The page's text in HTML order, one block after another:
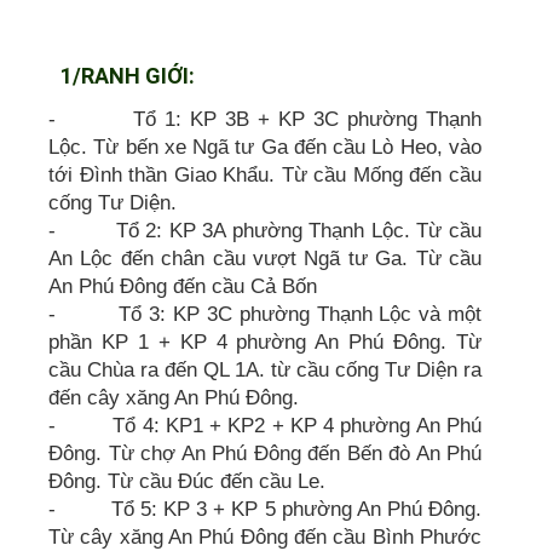
1/RANH GIỚI:
- Tổ 1: KP 3B + KP 3C phường Thạnh
Lộc. Từ bến xe Ngã tư Ga đến cầu Lò Heo, vào
tới Đình thần Giao Khẩu. Từ cầu Mống đến cầu
cống Tư Diện.
- Tổ 2: KP 3A phường Thạnh Lộc. Từ cầu
An Lộc đến chân cầu vượt Ngã tư Ga. Từ cầu
An Phú Đông đến cầu Cả Bốn
- Tổ 3: KP 3C phường Thạnh Lộc và một
phần KP 1 + KP 4 phường An Phú Đông. Từ
cầu Chùa ra đến QL 1A. từ cầu cống Tư Diện ra
đến cây xăng An Phú Đông.
- Tổ 4: KP1 + KP2 + KP 4 phường An Phú
Đông. Từ chợ An Phú Đông đến Bến đò An Phú
Đông. Từ cầu Đúc đến cầu Le.
- Tổ 5: KP 3 + KP 5 phường An Phú Đông.
Từ cây xăng An Phú Đông đến cầu Bình Phước